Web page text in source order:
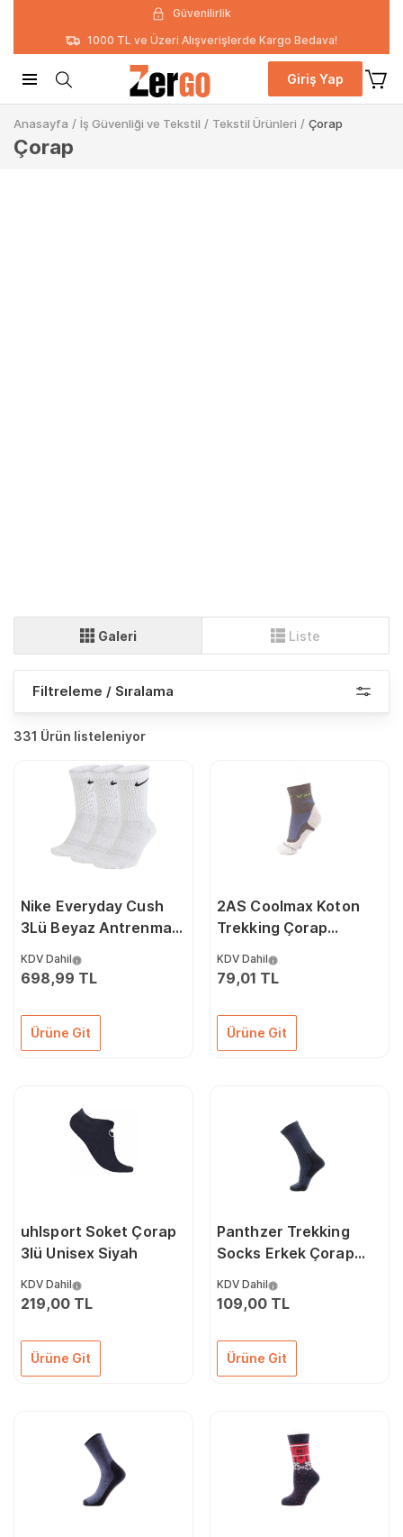
Güvenilirlik
1000 TL ve Üzeri Alışverişlerde Kargo Bedava!
Giriş Yap
Anasayfa / İş Güvenliği ve Tekstil / Tekstil Ürünleri / Çorap
Çorap
Galeri Liste
Filtreleme / Sıralama
331 Ürün listeleniyor
Nike Everyday Cush
3Lü Beyaz Antrenman
KDV Dahil
698,99 TL
Ürüne Git
2AS Coolmax Koton
Trekking Çorap
KDV Dahil
79,01 TL
Ürüne Git
uhlsport Soket Çorap
3lü Unisex Siyah
KDV Dahil
219,00 TL
Ürüne Git
Panthzer Trekking
Socks Erkek Çorap
KDV Dahil
109,00 TL
Ürüne Git